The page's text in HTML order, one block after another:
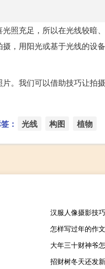
照充足，所以在光线较暗
，用阳光或基于光线的设
。我们可以借助技巧让拍
： 光线 构图 植物
汉服人像摄影技巧
怎样写过年的作文
大年三十财神爷
招财树冬天还发